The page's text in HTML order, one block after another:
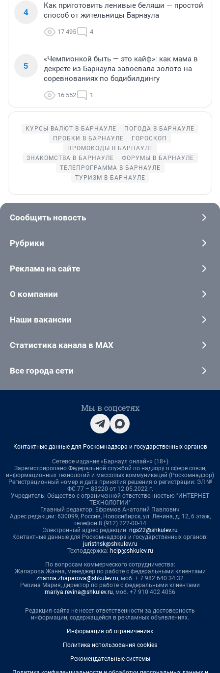
4
Как приготовить ленивые беляши — простой
способ от жительницы Барнаула
17 495 4
5
«Чемпионкой быть — это кайф»: как мама в
декрете из Барнаула завоевала золото на
соревнованиях по бодибилдингу
16 552 1
КУРСЫ ВАЛЮТ В БАРНАУЛЕ
ПОГОДА В БАРНАУЛЕ
ПРОБКИ В БАРНАУЛЕ
ГОРОСКОП
ПРОМОКОДЫ В БАРНАУЛЕ
ЗНАКОМСТВА В БАРНАУЛЕ
ФОРУМЫ В БАРНАУЛЕ
ТЕЛЕПРОГРАММА В БАРНАУЛЕ
ТУРИЗМ В БАРНАУЛЕ
Сообщить новость
Рубрики
Реклама на сайте
О компании
Наши вакансии
Статистика канала в MAX
Все города сети
Мы в соцсетях
Контактные данные для Роскомнадзора и государственных органов
Сетевое издание «Барнаул онлайн» (18+)
Зарегистрировано Федеральной службой по надзору в сфере связи,
информационных технологий и массовых коммуникаций (Роскомнадзор)
Регистрационный номер и дата принятия решения о регистрации: ЭЛ №
ФС 77 – 83220 от 12.05.2022 г.
Учредитель: Общество с ограниченной ответственностью "ИНТЕРНЕТ
ТЕХНОЛОГИИ"
Главный редактор: Ефремов Анатолий Павлович
Адрес редакции: 630099, Россия, Новосибирск, ул. Ленина, д. 12, 6 этаж,
телефон 8 (912) 222-00-14
Электронный адрес редакции: ngs22@shkulev.ru
Контактные данные для Роскомнадзора и государственных органов:
juristnsk@shkulev.ru
Техподдержка: help@shkulev.ru
По вопросам коммерческого сотрудничества:
Жапарова Жанна, менеджер по работе с федеральными клиентами
zhanna.zhaparova@shkulev.ru, моб. + 7 982 640 34 32
Ревина Мария, директор по работе с федеральными клиентами
mariya.revina@shkulev.ru, моб. +7 910 402 4056
Редакция сайта не несет ответственности за достоверность
информации, содержащейся в рекламных объявлениях.
Информация об ограничениях
Политика использования cookies
Рекомендательные системы